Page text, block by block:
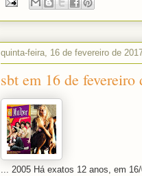
quinta-feira, 16 de fevereiro de
sbt em 16 de fevereiro
... 2005 Há exatos 12 anos, em